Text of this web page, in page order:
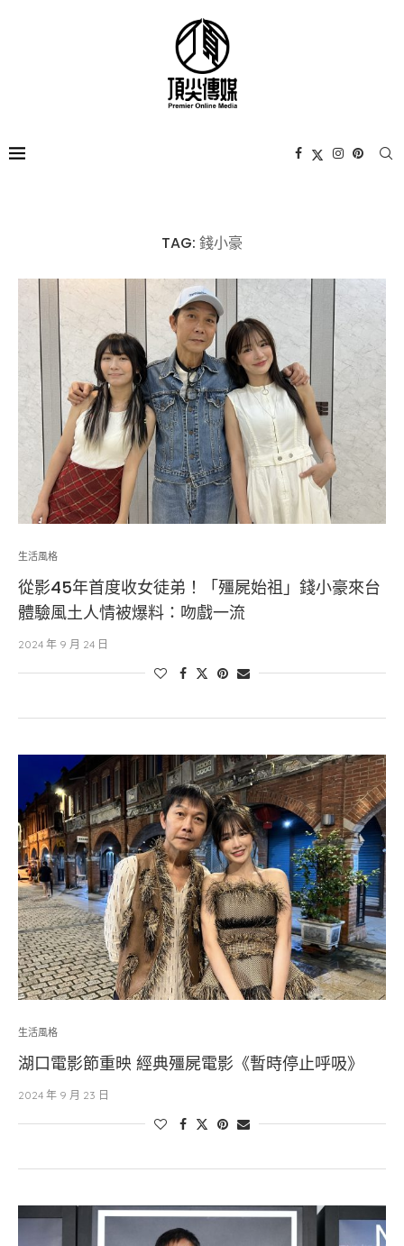
TAG: 錢小豪
生活風格
從影45年首度收女徒弟！「殭屍始祖」錢小豪來台
體驗風土人情被爆料：吻戲一流
2024 年 9 月 24 日
生活風格
湖口電影節重映 經典殭屍電影《暫時停止呼吸》
2024 年 9 月 23 日